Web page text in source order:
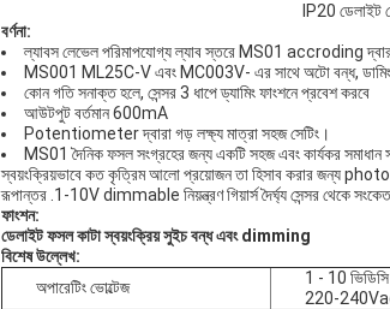
IP20 ডেলাইট
বর্ণনা:
ল্যাবস লেভেল পরিমাপযোগ্য ল্যাব স্তরে MS01 accroding দ্বারা
MS001 ML25C-V এবং MC003V- এর সাথে অটো বন্ধ, ডামিং
কোন গতি সনাক্ত হলে, সেন্সর 3 ধাপে ড্যামিং ফাংশনে প্রবেশ করবে
আউটপুট বর্তমান 600mA
Potentiometer দ্বারা গড় লক্ষ্য মাত্রা সহজ সেটিং।
MS01 দৈনিক ফসল সংগ্রহের জন্য একটি সহজ এবং কার্যকর
স্বয়ংক্রিয়ভাবে কত কৃত্রিম আলো প্রয়োজন তা হিসাব করার জন্য
রূপান্তর .1-10V dimmable নিয়ন্ত্রণ গিয়ার্স দৈর্ঘ্য সেন্সর থেকে
ফাংশন:
ডেলাইট ফসল কাটা স্বয়ংক্রিয় সুইচ বন্ধ এবং dimming
বিশেষ উল্লেখ:
অপারেটিং ভোল্টেজ
1 - 10
220-